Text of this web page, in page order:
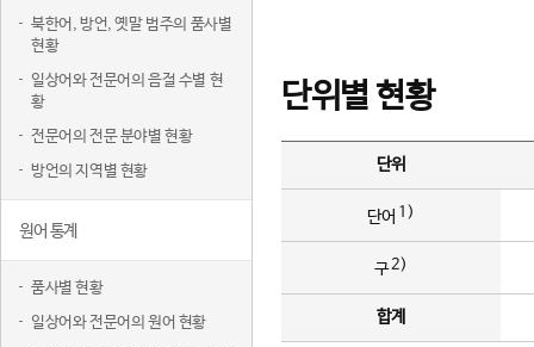
북한어, 방언, 옛말 범주의 품사별
현황
일상어와 전문어의 음절 수별 현
황
전문어의 전문 분야별 현황
방언의 지역별 현황
원어 통계
품사별 현황
일상어와 전문어의 원어 현황
단위별 현황
단위
단어 1)
구2)
합계